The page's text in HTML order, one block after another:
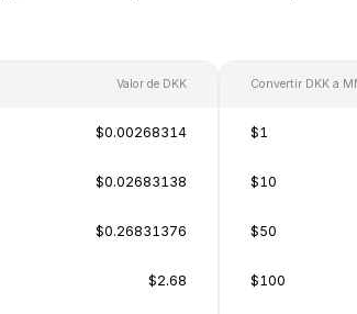
Valor de DKK
$0.00268314
$0.02683138
$0.26831376
$2.68
Convertir DKK a
$1
$10
$50
$100